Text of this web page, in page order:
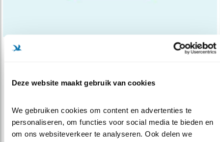
Deze website maakt gebruik van cookies
We gebruiken cookies om content en advertenties te
personaliseren, om functies voor social media te bieden en
om ons websiteverkeer te analyseren. Ook delen we
12.11.14De ontpoldering van de Hedwigepolder mag
lees meer